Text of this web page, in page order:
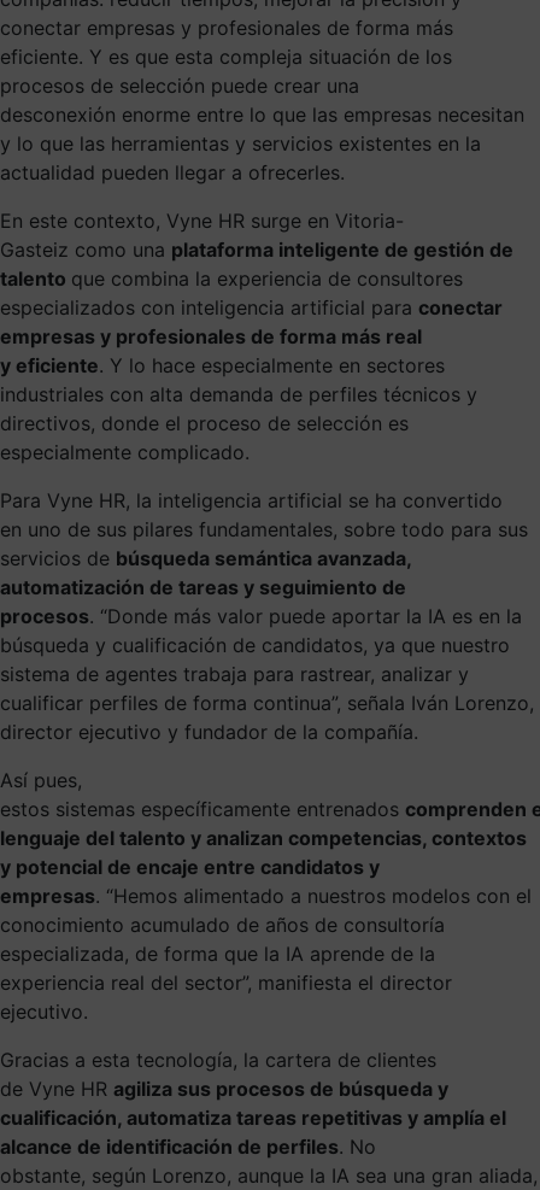
conectar empresas y profesionales de forma más
eficiente. Y es que esta compleja situación de los
procesos de selección puede crear una
desconexión enorme entre lo que las empresas necesitan
y lo que las herramientas y servicios existentes en la
actualidad pueden llegar a ofrecerles.
En este contexto, Vyne HR surge en Vitoria-
Gasteiz como una plataforma inteligente de gestión de
talento que combina la experiencia de consultores
especializados con inteligencia artificial para conectar
empresas y profesionales de forma más real
y eficiente. Y lo hace especialmente en sectores
industriales con alta demanda de perfiles técnicos y
directivos, donde el proceso de selección es
especialmente complicado.
Para Vyne HR, la inteligencia artificial se ha convertido
en uno de sus pilares fundamentales, sobre todo para sus
servicios de búsqueda semántica avanzada,
automatización de tareas y seguimiento de
procesos. “Donde más valor puede aportar la IA es en la
búsqueda y cualificación de candidatos, ya que nuestro
sistema de agentes trabaja para rastrear, analizar y
cualificar perfiles de forma continua”, señala Iván Lorenzo,
director ejecutivo y fundador de la compañía.
Así pues,
estos sistemas específicamente entrenados comprenden
lenguaje del talento y analizan competencias, contextos
y potencial de encaje entre candidatos y
empresas. “Hemos alimentado a nuestros modelos con el
conocimiento acumulado de años de consultoría
especializada, de forma que la IA aprende de la
experiencia real del sector”, manifiesta el director
ejecutivo.
Gracias a esta tecnología, la cartera de clientes
de Vyne HR agiliza sus procesos de búsqueda y
cualificación, automatiza tareas repetitivas y amplía el
alcance de identificación de perfiles. No
obstante, según Lorenzo, aunque la IA sea una gran aliada,